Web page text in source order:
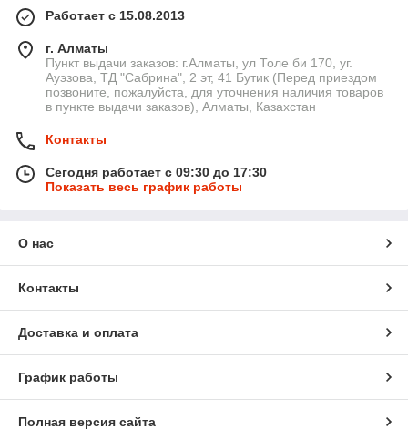
Работает с 15.08.2013
г. Алматы
Пункт выдачи заказов: г.Алматы, ул Толе би 170, уг.
Ауэзова, ТД "Сабрина", 2 эт, 41 Бутик (Перед приездом
позвоните, пожалуйста, для уточнения наличия товаров
в пункте выдачи заказов), Алматы, Казахстан
Контакты
Сегодня работает с 09:30 до 17:30
Показать весь график работы
О нас
Контакты
Доставка и оплата
График работы
Полная версия сайта